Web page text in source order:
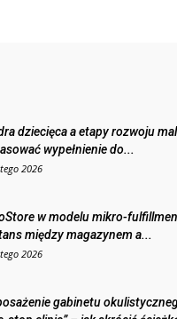
dziecięca a etapy rozwoju
wypełnienie do...
2026
w modelu mikro-
między magazynem a...
2026
gabinetu